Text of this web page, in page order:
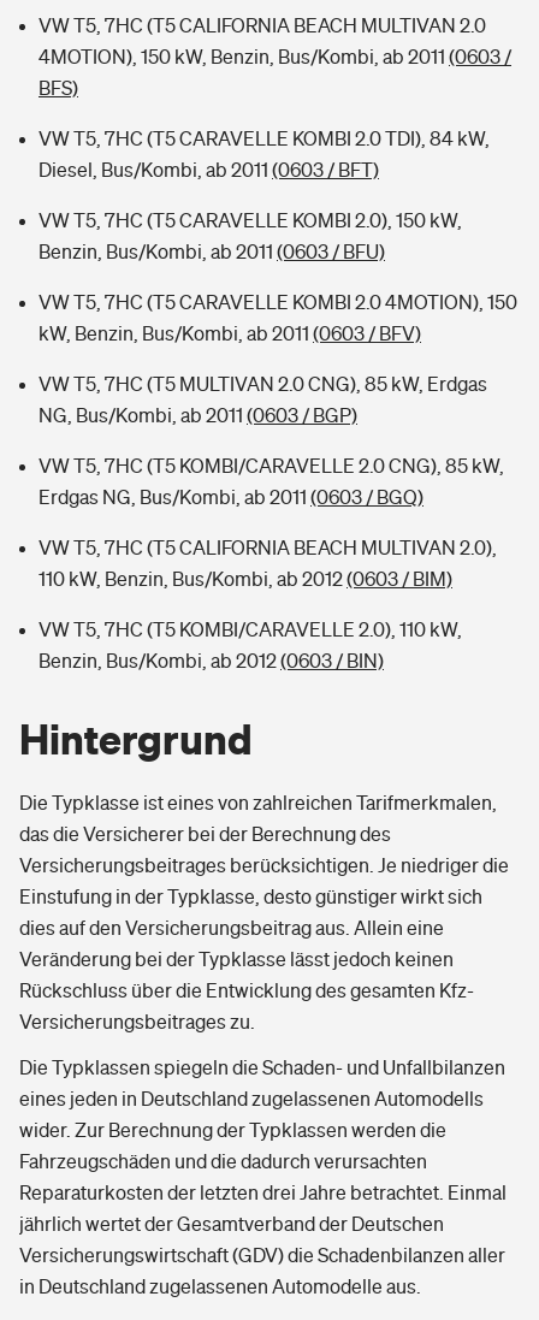
VW T5, 7HC (T5 CALIFORNIA BEACH MULTIVAN 2.0
4MOTION), 150 kW, Benzin, Bus/Kombi, ab 2011 (0603 /
BFS)
VW T5, 7HC (T5 CARAVELLE KOMBI 2.0 TDI), 84 kW,
Diesel, Bus/Kombi, ab 2011 (0603 / BFT)
VW T5, 7HC (T5 CARAVELLE KOMBI 2.0), 150 kW,
Benzin, Bus/Kombi, ab 2011 (0603 / BFU)
VW T5, 7HC (T5 CARAVELLE KOMBI 2.0 4MOTION), 150
kW, Benzin, Bus/Kombi, ab 2011 (0603 / BFV)
VW T5, 7HC (T5 MULTIVAN 2.0 CNG), 85 kW, Erdgas
NG, Bus/Kombi, ab 2011 (0603 / BGP)
VW T5, 7HC (T5 KOMBI/CARAVELLE 2.0 CNG), 85 kW,
Erdgas NG, Bus/Kombi, ab 2011 (0603 / BGQ)
VW T5, 7HC (T5 CALIFORNIA BEACH MULTIVAN 2.0),
110 kW, Benzin, Bus/Kombi, ab 2012(0603 / BIM)
VW T5, 7HC (T5 KOMBI/CARAVELLE 2.0), 110 kW,
Benzin, Bus/Kombi, ab 2012(0603 / BIN)
Hintergrund
Die Typklasse ist eines von zahlreichen Tarifmerkmalen,
das die Versicherer bei der Berechnung des
Versicherungsbeitrages berücksichtigen. Je niedriger die
Einstufung in der Typklasse, desto günstiger wirkt sich
dies auf den Versicherungsbeitrag aus. Allein eine
Veränderung bei der Typklasse lässt jedoch keinen
Rückschluss über die Entwicklung des gesamten Kfz-
Versicherungsbeitrages zu.
Die Typklassen spiegeln die Schaden- und Unfallbilanzen
eines jeden in Deutschland zugelassenen Automodells
wider. Zur Berechnung der Typklassen werden die
Fahrzeugschäden und die dadurch verursachten
Reparaturkosten der letzten drei Jahre betrachtet. Einmal
jährlich wertet der Gesamtverband der Deutschen
Versicherungswirtschaft (GDV) die Schadenbilanzen aller
in Deutschland zugelassenen Automodelle aus.